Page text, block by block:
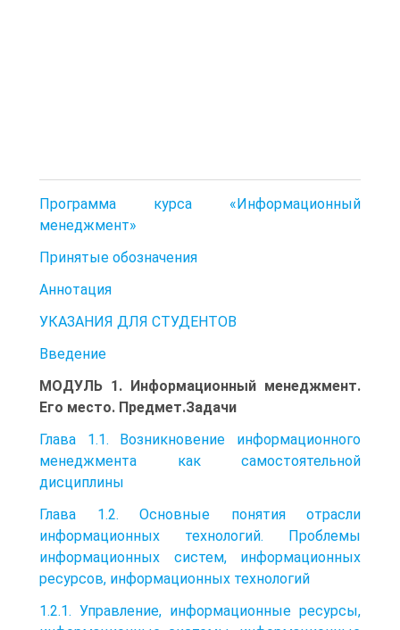
Программа курса «Информационный
менеджмент»
Принятые обозначения
Аннотация
УКАЗАНИЯ ДЛЯ СТУДЕНТОВ
Введение
МОДУЛЬ 1. Информационный менеджмент.
Его место. Предмет.Задачи
Глава 1.1. Возникновение информационного
менеджмента как самостоятельной
дисциплины
Глава 1.2. Основные понятия отрасли
информационных технологий. Проблемы
информационных систем, информационных
ресурсов, информационных технологий
1.2.1. Управление, информационные ресурсы,